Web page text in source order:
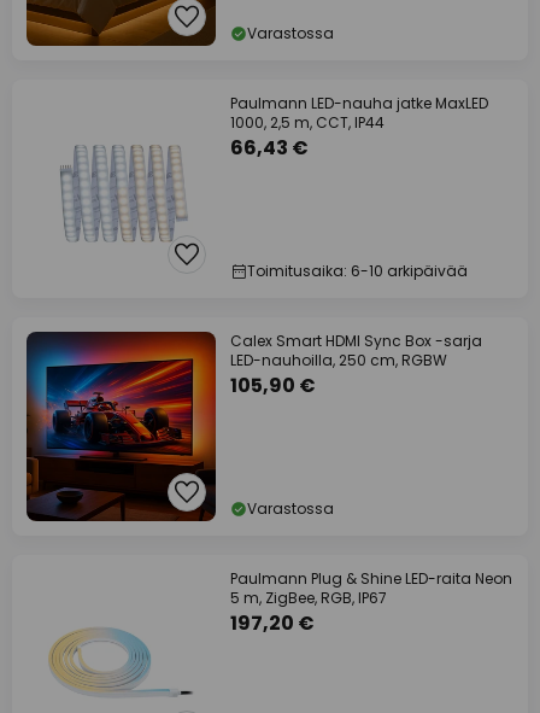
Varastossa
Paulmann LED-nauha jatke MaxLED
1000, 2,5 m, CCT, IP44
66,43 €
Toimitusaika: 6-10 arkipäivää
Calex Smart HDMI Sync Box -sarja
LED-nauhoilla, 250 cm, RGBW
105,90 €
Varastossa
Paulmann Plug & Shine LED-raita Neon
5 m, ZigBee, RGB, IP67
197,20 €